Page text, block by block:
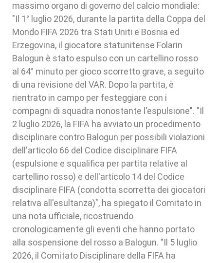
massimo organo di governo del calcio mondiale:
"Il 1° luglio 2026, durante la partita della Coppa del
Mondo FIFA 2026 tra Stati Uniti e Bosnia ed
Erzegovina, il giocatore statunitense Folarin
Balogun è stato espulso con un cartellino rosso
al 64° minuto per gioco scorretto grave, a seguito
di una revisione del VAR. Dopo la partita, è
rientrato in campo per festeggiare con i
compagni di squadra nonostante l'espulsione". "Il
2 luglio 2026, la FIFA ha avviato un procedimento
disciplinare contro Balogun per possibili violazioni
dell'articolo 66 del Codice disciplinare FIFA
(espulsione e squalifica per partita relative al
cartellino rosso) e dell'articolo 14 del Codice
disciplinare FIFA (condotta scorretta dei giocatori
relativa all'esultanza)", ha spiegato il Comitato in
una nota ufficiale, ricostruendo
cronologicamente gli eventi che hanno portato
alla sospensione del rosso a Balogun. "Il 5 luglio
2026, il Comitato Disciplinare della FIFA ha